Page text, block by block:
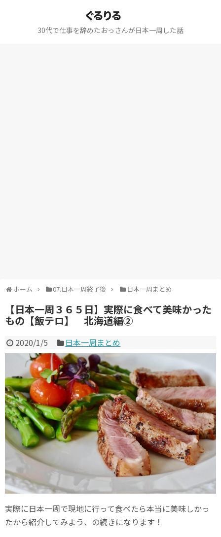
ぐるりる
30代で仕事を辞めたおっさんが日本一周した話
ホーム 07.日本一周終了後 日本一周まとめ
【日本一周３６５日】実際に食べて美味かった
もの【飯テロ】 北海道編②
2020/1/5 日本一周まとめ
実際に日本一周で現地に行って食べたら本当に美味しかっ
たから紹介してみよう、の続きになります！